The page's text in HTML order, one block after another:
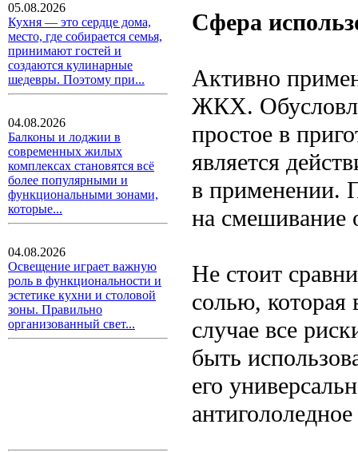
05.08.2026
Кухня — это сердце дома,
место, где собирается семья,
принимают гостей и
создаются кулинарные
шедевры. Поэтому при...
04.08.2026
Балконы и лоджии в
современных жилых
комплексах становятся всё
более популярными и
функциональными зонами,
которые...
04.08.2026
Освещение играет важную
роль в функциональности и
эстетике кухни и столовой
зоны. Правильно
организованный свет...
Сфера
Активно
ЖКХ.
простое в
является
в применении.
на смешивание
Не стоит
солью,
случае все
быть
его